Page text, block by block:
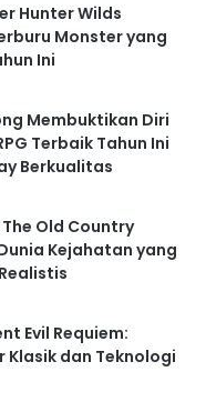
Hunter Wilds
Monster yang
Ini
Membuktikan Diri
Terbaik Tahun Ini
Berkualitas
Old Country
Kejahatan yang
Evil Requiem:
Klasik dan Teknologi